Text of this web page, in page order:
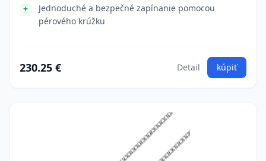
Jednoduché a bezpečné zapínanie pomocou
pérového krúžku
230.25 € Detail kúpiť